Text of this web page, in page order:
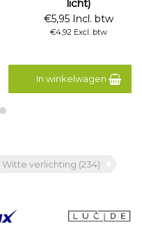
licht)
€5,95 Incl. btw
€4,92 Excl. btw
In winkelwagen
Witte verlichting (234)